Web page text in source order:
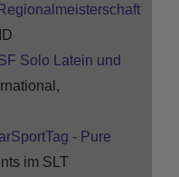
Solo Latein und
- Pure
im SLT